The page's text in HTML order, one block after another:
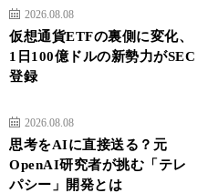
2026.08.08
仮想通貨ETFの裏側に変化、
1日100億ドルの新勢力がSEC
登録
2026.08.08
思考をAIに直接送る？元
OpenAI研究者が挑む「テレ
パシー」開発とは